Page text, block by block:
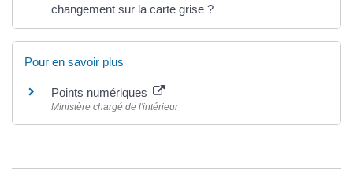
changement sur la carte grise ?
Pour en savoir plus
Points numériques
Ministère chargé de l'intérieur